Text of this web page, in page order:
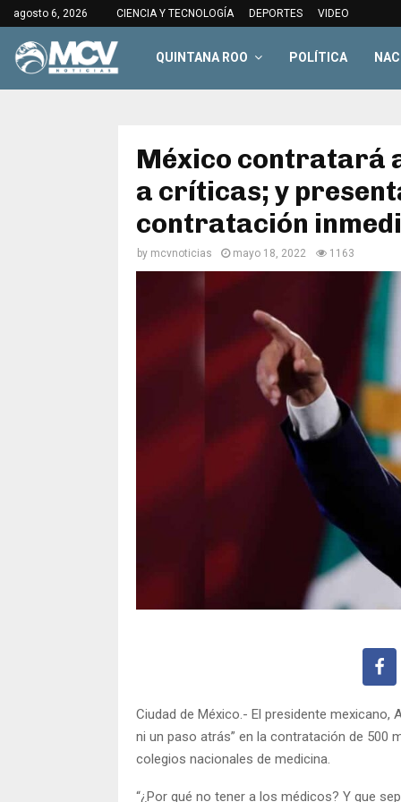
agosto 6, 2026 CIENCIA Y TECNOLOGÍA DEPORTES VIDEO
QUINTANA ROO POLÍTICA
México contratará
a críticas; y
contratación
by mcvnoticias mayo 18, 2022 1163
​​Ciudad de México.- El presidente mexicano,
ni un paso atrás” en la contratación de 500
colegios nacionales de medicina.
“¿Por qué no tener a los médicos? Y que